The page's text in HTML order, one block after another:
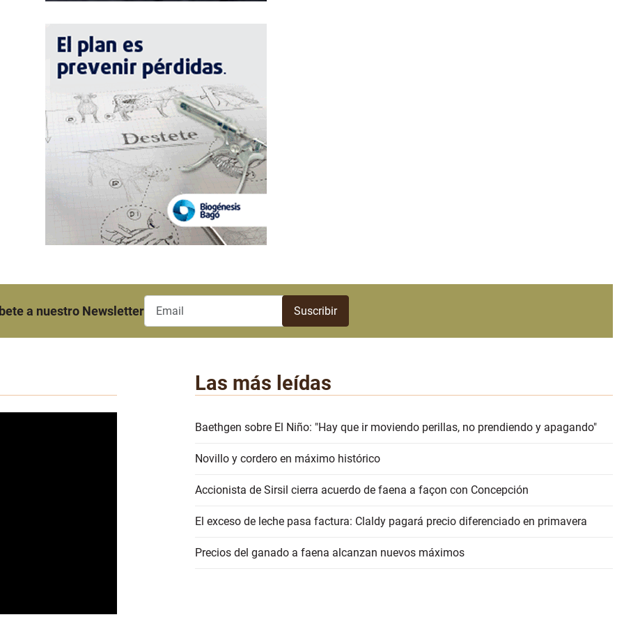
a nuestro Newsletter
Las más leídas
Baethgen sobre El Niño: "Hay que ir moviendo perillas, no prendiendo y apagando"
Novillo y cordero en máximo histórico
Accionista de Sirsil cierra acuerdo de faena a façon con Concepción
El exceso de leche pasa factura: Claldy pagará precio diferenciado en primavera
Precios del ganado a faena alcanzan nuevos máximos